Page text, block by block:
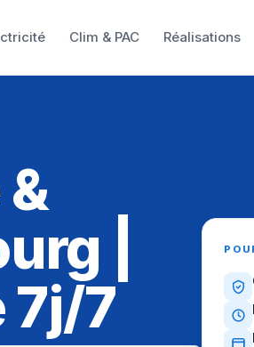
Clim & PAC Réalisations
|
7j/7